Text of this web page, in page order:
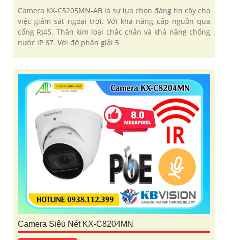
Camera KX-C5205MN-AB là sự lựa chọn đáng tin cậy cho
việc giám sát ngoại trời. Với khả năng cấp nguồn qua
cổng RJ45. Thân kim loại chắc chắn và khả năng chống
nước IP 67. Với độ phân giải 5
Camera Siêu Nét KX-C8204MN